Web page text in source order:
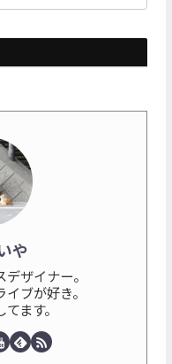
や
ザイナー。
ブが好き。
ます。